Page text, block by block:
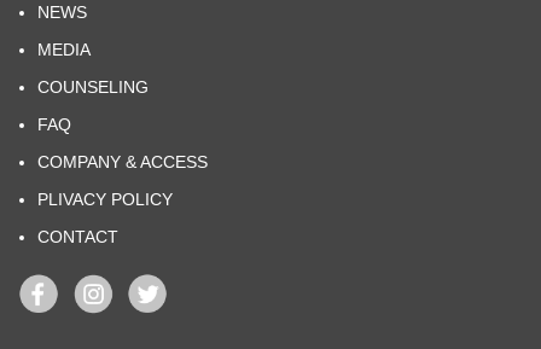
NEWS
MEDIA
COUNSELING
FAQ
COMPANY & ACCESS
PLIVACY POLICY
CONTACT